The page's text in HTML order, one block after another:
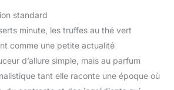
minute, les truffes au thé vert
comme une petite actualité
d’allure simple, mais au parfum
tant elle raconte une époque où